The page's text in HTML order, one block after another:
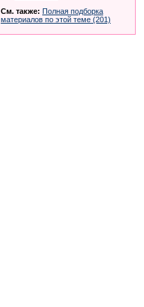
См. также: Полная подборка
материалов по этой теме (201)